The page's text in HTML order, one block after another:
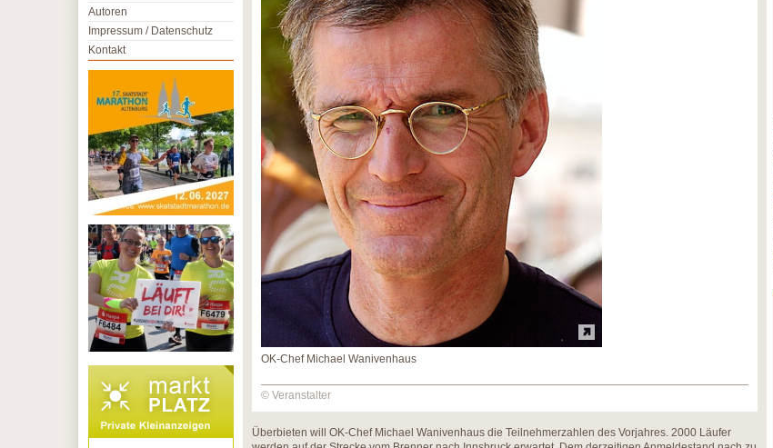
OK-Chef Michael Wanivenhaus
© Veranstalter
Überbieten will OK-Chef Michael Wanivenhaus die Teilnehmerzahlen des Vorjahres. 2000 Läufer
Autoren
Impressum / Datenschutz
Kontakt